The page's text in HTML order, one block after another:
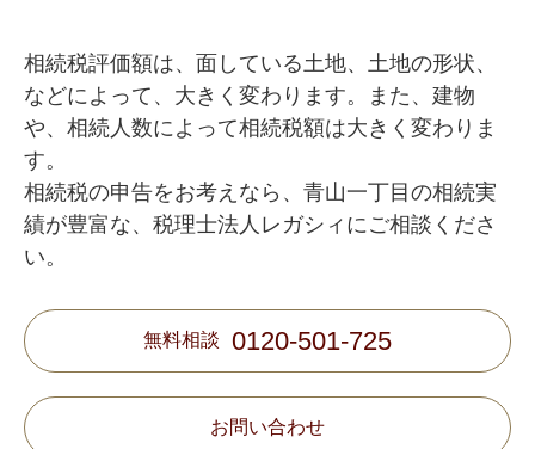
相続税評価額は、面している土地、土地の形状、
などによって、大きく変わります。また、建物
や、相続人数によって相続税額は大きく変わりま
す。
相続税の申告をお考えなら、青山一丁目の相続実
績が豊富な、税理士法人レガシィにご相談くださ
い。
無料相談 0120-501-725
お問い合わせ